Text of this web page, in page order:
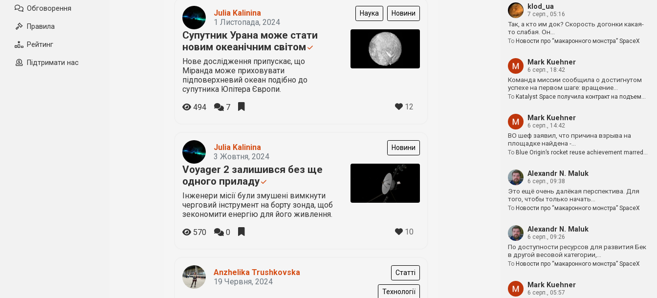
Обговорення
Правила
Рейтинг
Підтримати нас
Julia Kalinina
1 Листопада, 2024
Наука Новини
Супутник Урана може стати
новим океанічним світом
Нове дослідження припускає, що
Міранда може приховувати
підповерхневий океан подібно до
супутника Юпітера Європи.
494
7 12
Julia Kalinina
3 Жовтня, 2024
Новини
Voyager 2 залишився без ще
одного приладу
Інженери місії були змушені вимкнути
черговий інструмент на борту зонда, щоб
зекономити енергію для його живлення.
570
0 10
Anzhelika Trushkovska
19 Червня, 2024
Статті
Технології
klod_ua
7 серп., 05:16
Так, а кто им док? Скорость догонки какая-
то слабая. Он…
To Новости про “макаронного монстра” SpaceX
Mark Kuehner
6 серп., 18:42
Команда миссии сообщила о достигнутом
успехе на первом шаге: вращение…
To Katalyst Space получила контракт на подъем…
Mark Kuehner
6 серп., 14:42
BO шеф заявил, что причина взрыва на
площадке найдена -…
To Blue Origin’s rocket reuse achievement marred…
Alexandr N. Maluk
6 серп., 09:38
Это ещё очень далёкая перспектива. Для
того, чтобы только начать…
To Новости про “макаронного монстра” SpaceX
Alexandr N. Maluk
6 серп., 09:26
По доступности ресурсов для развития Бек
в другой весовой категории,…
To Новости про “макаронного монстра” SpaceX
Mark Kuehner
6 серп., 05:57